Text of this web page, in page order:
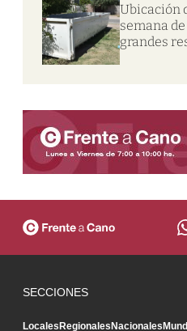
Ubicación
semana
grandes
SECCIONES
LocalesRegionalesNacionales